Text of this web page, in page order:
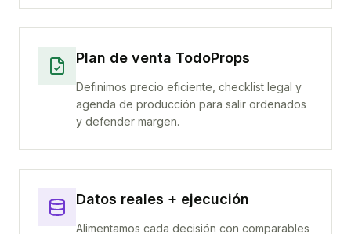
Plan de venta TodoProps
Definimos precio eficiente, checklist legal y
agenda de producción para salir ordenados
y defender margen.
Datos reales + ejecución
Alimentamos cada decisión con comparables